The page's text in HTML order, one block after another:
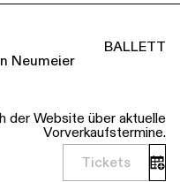
Neumeier
BALLETT
der Website über aktuelle
Vorverkaufstermine.
Tickets